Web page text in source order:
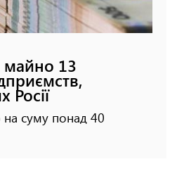
майно 13
Росії
суму понад 40